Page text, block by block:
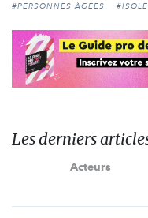
#PERSONNES ÂGÉES
Les derniers
Acteurs